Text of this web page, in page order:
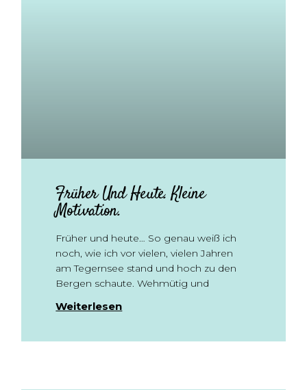
Früher Und Heute. Kleine
Motivation.
Früher und heute… So genau weiß ich
noch, wie ich vor vielen, vielen Jahren
am Tegernsee stand und hoch zu den
Bergen schaute. Wehmütig und
Weiterlesen